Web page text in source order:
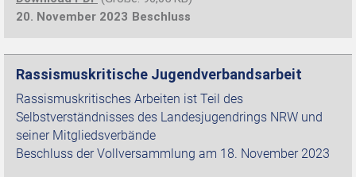
20. November 2023 Beschluss
Rassismuskritische Jugendverbandsarbeit
Rassismuskritisches Arbeiten ist Teil des
Selbstverständnisses des Landesjugendrings NRW und
seiner Mitgliedsverbände
Beschluss der Vollversammlung am 18. November 2023